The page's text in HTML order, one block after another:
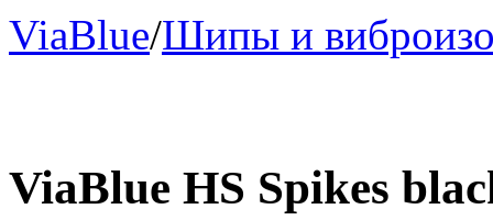
ViaBlue/Шипы и
ViaBlue HS Spikes